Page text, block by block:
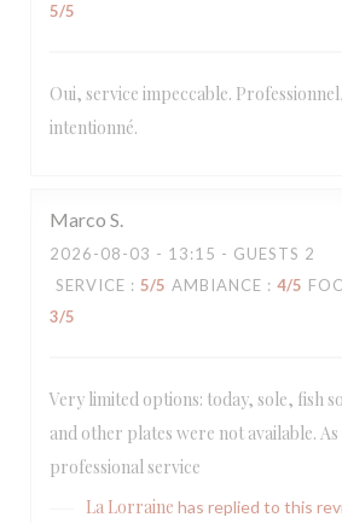
5/5
Oui, service impeccable.
intentionné.
Marco S
2026-08-03 - 13:15 - GUESTS 2
SERVICE : 5/5 AMBIANCE : 4/5
3/5
Very limited options: today, sole, fish
and other plates were not available.
professional service
La Lorraine has replied to this